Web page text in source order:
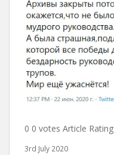
0 0 votes Article Rating
3rd July 2020